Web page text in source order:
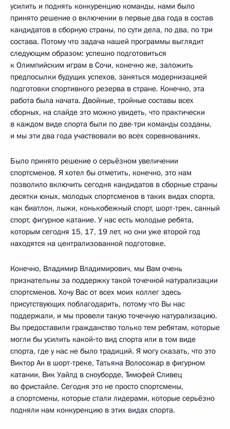
усилить и поднять конкуренцию команды, нами было
принято решение о включении в первые два года в состав
кандидатов в сборную страны, по сути дела, по два, по три
состава. Потому что задача нашей программы выглядит
следующим образом: успешно подготовиться
к Олимпийским играм в Сочи, конечно же, заложить
предпосылки будущих успехов, заняться модернизацией
подготовки спортивного резерва в стране. Конечно, эта
работа была начата. Двойные, тройные составы всех
сборных, на слайде это можно увидеть, что практически
в каждом виде спорта были по две-три команды созданы,
и мы эти два года участвовали во всех соревнованиях.
Было принято решение о серьёзном увеличении
спортсменов. Я хотел бы отметить, конечно, это нам
позволило включить сегодня кандидатов в сборные страны
десятки юных, молодых спортсменов в таких видах спорта,
как биатлон, лыжи, конькобежный спорт, шорт-трек, санный
спорт, фигурное катание. У нас есть молодые ребята,
которым сегодня 15, 17, 19 лет, но они уже второй год
находятся на централизованной подготовке.
Конечно, Владимир Владимирович, мы Вам очень
признательны за поддержку такой точечной натурализации
спортсменов. Хочу Вас от всех моих коллег здесь
присутствующих поблагодарить, потому что Вы нас
поддержали, и мы провели такую точечную натурализацию.
Вы предоставили гражданство только тем ребятам, которые
могли бы усилить какой‑то вид спорта или в том виде
спорта, где у нас не было традиций. Я могу сказать, что это
Виктор Ан в шорт-треке, Татьяна Волосожар в фигурном
катании, Вик Уайлд в сноуборде, Тимофей Сливец
во фристайле. Сегодня это не просто спортсмены,
а спортсмены, которые стали лидерами, которые серьёзно
подняли нам конкуренцию в этих видах спорта.